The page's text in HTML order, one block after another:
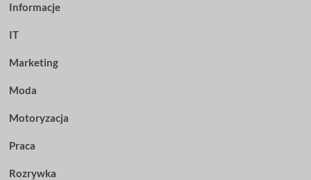
Informacje
IT
Marketing
Moda
Motoryzacja
Praca
Rozrywka